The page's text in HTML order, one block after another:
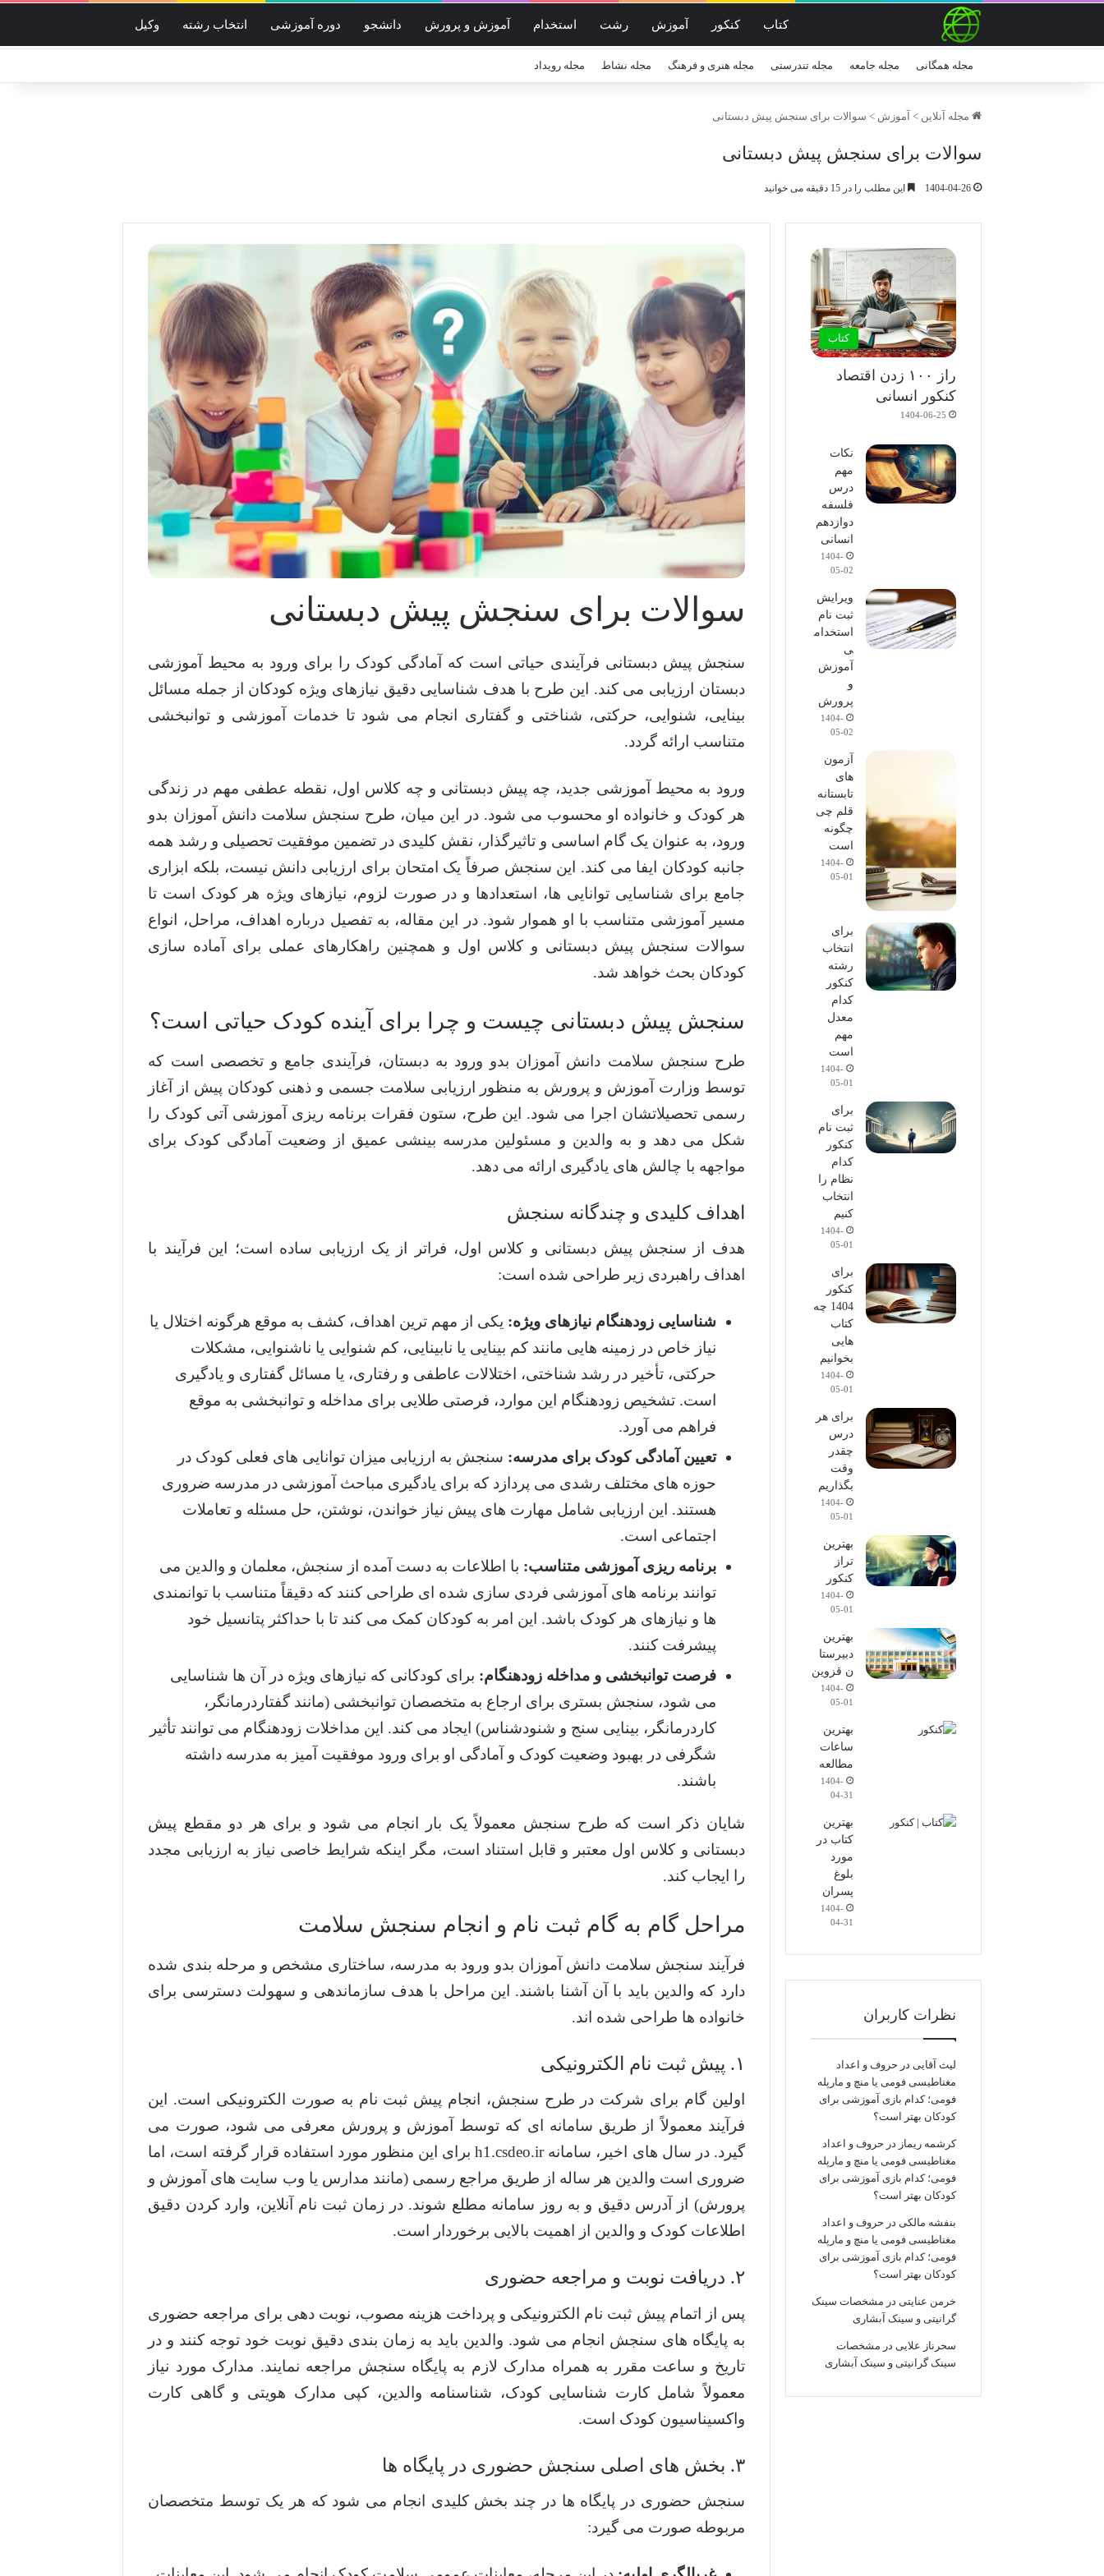
کتاب کنکور آموزش رشت استخدام آموزش و پرورش دانشجو دوره آموزشی انتخاب رشته وکیل
مجله همگانی مجله جامعه مجله تندرستی مجله هنری و فرهنگ مجله نشاط مجله رویداد
مجله آنلاین > آموزش > سوالات برای سنجش پیش دبستانی
سوالات برای سنجش پیش دبستانی
1404-04-26 این مطلب را در 15 دقیقه می خوانید
سوالات برای سنجش پیش دبستانی
سنجش پیش دبستانی فرآیندی حیاتی است که آمادگی کودک را برای ورود به محیط آموزشی
دبستان ارزیابی می کند. این طرح با هدف شناسایی دقیق نیازهای ویژه کودکان از جمله مسائل
بینایی، شنوایی، حرکتی، شناختی و گفتاری انجام می شود تا خدمات آموزشی و توانبخشی
متناسب ارائه گردد.
ورود به محیط آموزشی جدید، چه پیش دبستانی و چه کلاس اول، نقطه عطفی مهم در زندگی
هر کودک و خانواده او محسوب می شود. در این میان، طرح سنجش سلامت دانش آموزان بدو
ورود، به عنوان یک گام اساسی و تاثیرگذار، نقش کلیدی در تضمین موفقیت تحصیلی و رشد همه
جانبه کودکان ایفا می کند. این سنجش صرفاً یک امتحان برای ارزیابی دانش نیست، بلکه ابزاری
جامع برای شناسایی توانایی ها، استعدادها و در صورت لزوم، نیازهای ویژه هر کودک است تا
مسیر آموزشی متناسب با او هموار شود. در این مقاله، به تفصیل درباره اهداف، مراحل، انواع
سوالات سنجش پیش دبستانی و کلاس اول و همچنین راهکارهای عملی برای آماده سازی
کودکان بحث خواهد شد.
سنجش پیش دبستانی چیست و چرا برای آینده کودک حیاتی است؟
طرح سنجش سلامت دانش آموزان بدو ورود به دبستان، فرآیندی جامع و تخصصی است که
توسط وزارت آموزش و پرورش به منظور ارزیابی سلامت جسمی و ذهنی کودکان پیش از آغاز
رسمی تحصیلاتشان اجرا می شود. این طرح، ستون فقرات برنامه ریزی آموزشی آتی کودک را
شکل می دهد و به والدین و مسئولین مدرسه بینشی عمیق از وضعیت آمادگی کودک برای
مواجهه با چالش های یادگیری ارائه می دهد.
اهداف کلیدی و چندگانه سنجش
هدف از سنجش پیش دبستانی و کلاس اول، فراتر از یک ارزیابی ساده است؛ این فرآیند با
اهداف راهبردی زیر طراحی شده است:
شناسایی زودهنگام نیازهای ویژه: یکی از مهم ترین اهداف، کشف به موقع هرگونه اختلال یا
نیاز خاص در زمینه هایی مانند کم بینایی یا نابینایی، کم شنوایی یا ناشنوایی، مشکلات
حرکتی، تأخیر در رشد شناختی، اختلالات عاطفی و رفتاری، یا مسائل گفتاری و یادگیری
است. تشخیص زودهنگام این موارد، فرصتی طلایی برای مداخله و توانبخشی به موقع
فراهم می آورد.
تعیین آمادگی کودک برای مدرسه: سنجش به ارزیابی میزان توانایی های فعلی کودک در
حوزه های مختلف رشدی می پردازد که برای یادگیری مباحث آموزشی در مدرسه ضروری
هستند. این ارزیابی شامل مهارت های پیش نیاز خواندن، نوشتن، حل مسئله و تعاملات
اجتماعی است.
برنامه ریزی آموزشی متناسب: با اطلاعات به دست آمده از سنجش، معلمان و والدین می
توانند برنامه های آموزشی فردی سازی شده ای طراحی کنند که دقیقاً متناسب با توانمندی
ها و نیازهای هر کودک باشد. این امر به کودکان کمک می کند تا با حداکثر پتانسیل خود
پیشرفت کنند.
فرصت توانبخشی و مداخله زودهنگام: برای کودکانی که نیازهای ویژه در آن ها شناسایی
می شود، سنجش بستری برای ارجاع به متخصصان توانبخشی (مانند گفتاردرمانگر،
کاردرمانگر، بینایی سنج و شنودشناس) ایجاد می کند. این مداخلات زودهنگام می توانند تأثیر
شگرفی در بهبود وضعیت کودک و آمادگی او برای ورود موفقیت آمیز به مدرسه داشته
باشند.
شایان ذکر است که طرح سنجش معمولاً یک بار انجام می شود و برای هر دو مقطع پیش
دبستانی و کلاس اول معتبر و قابل استناد است، مگر اینکه شرایط خاصی نیاز به ارزیابی مجدد
را ایجاب کند.
مراحل گام به گام ثبت نام و انجام سنجش سلامت
فرآیند سنجش سلامت دانش آموزان بدو ورود به مدرسه، ساختاری مشخص و مرحله بندی شده
دارد که والدین باید با آن آشنا باشند. این مراحل با هدف سازماندهی و سهولت دسترسی برای
خانواده ها طراحی شده اند.
۱. پیش ثبت نام الکترونیکی
اولین گام برای شرکت در طرح سنجش، انجام پیش ثبت نام به صورت الکترونیکی است. این
فرآیند معمولاً از طریق سامانه ای که توسط آموزش و پرورش معرفی می شود، صورت می
گیرد. در سال های اخیر، سامانهh1.csdeo.irبرای این منظور مورد استفاده قرار گرفته است، اما
ضروری است والدین هر ساله از طریق مراجع رسمی (مانند مدارس یا وب سایت های آموزش و
پرورش) از آدرس دقیق و به روز سامانه مطلع شوند. در زمان ثبت نام آنلاین، وارد کردن دقیق
اطلاعات کودک و والدین از اهمیت بالایی برخوردار است.
۲. دریافت نوبت و مراجعه حضوری
پس از اتمام پیش ثبت نام الکترونیکی و پرداخت هزینه مصوب، نوبت دهی برای مراجعه حضوری
به پایگاه های سنجش انجام می شود. والدین باید به زمان بندی دقیق نوبت خود توجه کنند و در
تاریخ و ساعت مقرر به همراه مدارک لازم به پایگاه سنجش مراجعه نمایند. مدارک مورد نیاز
معمولاً شامل کارت شناسایی کودک، شناسنامه والدین، کپی مدارک هویتی و گاهی کارت
واکسیناسیون کودک است.
۳. بخش های اصلی سنجش حضوری در پایگاه ها
سنجش حضوری در پایگاه ها در چند بخش کلیدی انجام می شود که هر یک توسط متخصصان
مربوطه صورت می گیرد:
کتاب
راز ۱۰۰ زدن اقتصاد
کنکور انسانی
1404-06-25
نکات
مهم
درس
فلسفه
دوازدهم
انسانی
1404-
05-02
ویرایش
ثبت نام
استخدام
ی
آموزش
و
پرورش
1404-
05-02
آزمون
های
تابستانه
قلم چی
چگونه
است
1404-
05-01
برای
انتخاب
رشته
کنکور
کدام
معدل
مهم
است
1404-
05-01
برای
ثبت نام
کنکور
کدام
نظام را
انتخاب
کنیم
1404-
05-01
برای
کنکور
1404 چه
کتاب
هایی
بخوانیم
1404-
05-01
برای هر
درس
چقدر
وقت
بگذاریم
1404-
05-01
بهترین
تراز
کنکور
1404-
05-01
بهترین
دبیرستا
ن قزوین
1404-
05-01
بهترین
ساعات
مطالعه
1404-
04-31
بهترین
کتاب در
مورد
بلوغ
پسران
1404-
04-31
نظرات کاربران
لیث آقایی در حروف و اعداد
مغناطیسی فومی یا منچ و مارپله
فومی؛ کدام بازی آموزشی برای
کودکان بهتر است؟
کرشمه ریماز در حروف و اعداد
مغناطیسی فومی یا منچ و مارپله
فومی؛ کدام بازی آموزشی برای
کودکان بهتر است؟
بنفشه مالکی در حروف و اعداد
مغناطیسی فومی یا منچ و مارپله
فومی؛ کدام بازی آموزشی برای
کودکان بهتر است؟
خرمن عنایتی در مشخصات سینک
گرانیتی و سینک آبشاری
سحرناز علایی در مشخصات
سینک گرانیتی و سینک آبشاری